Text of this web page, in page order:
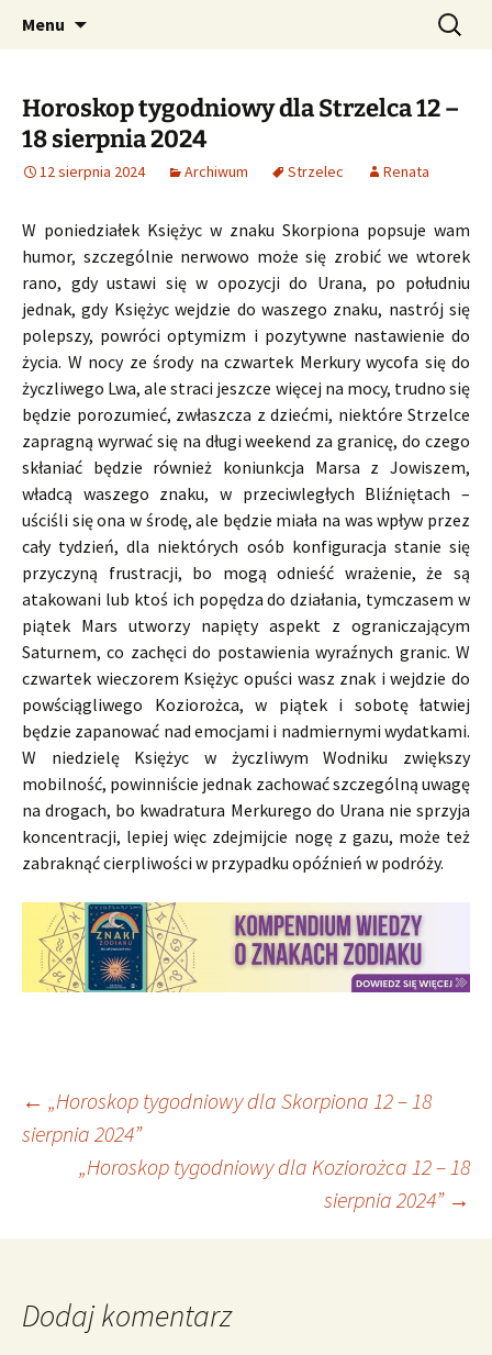
CzaroMarowy horoskop
dzienny, miesięczny i
tygodniowy
Profesjonalne przepowiednie astrologiczne
Menu Szukaj:
Horoskop tygodniowy dla Strzelca 12 –
18 sierpnia 2024
12 sierpnia 2024 Archiwum Strzelec Renata
W poniedziałek Księżyc w znaku Skorpiona popsuje wam
humor, szczególnie nerwowo może się zrobić we wtorek
rano, gdy ustawi się w opozycji do Urana, po południu
jednak, gdy Księżyc wejdzie do waszego znaku, nastrój się
polepszy, powróci optymizm i pozytywne nastawienie do
życia. W nocy ze środy na czwartek Merkury wycofa się do
życzliwego Lwa, ale straci jeszcze więcej na mocy, trudno się
będzie porozumieć, zwłaszcza z dziećmi, niektóre Strzelce
zapragną wyrwać się na długi weekend za granicę, do czego
skłaniać będzie również koniunkcja Marsa z Jowiszem,
władcą waszego znaku, w przeciwległych Bliźniętach –
uściśli się ona w środę, ale będzie miała na was wpływ przez
cały tydzień, dla niektórych osób konfiguracja stanie się
przyczyną frustracji, bo mogą odnieść wrażenie, że są
atakowani lub ktoś ich popędza do działania, tymczasem w
piątek Mars utworzy napięty aspekt z ograniczającym
Saturnem, co zachęci do postawienia wyraźnych granic. W
czwartek wieczorem Księżyc opuści wasz znak i wejdzie do
powściągliwego Koziorożca, w piątek i sobotę łatwiej
będzie zapanować nad emocjami i nadmiernymi wydatkami.
W niedzielę Księżyc w życzliwym Wodniku zwiększy
mobilność, powinniście jednak zachować szczególną uwagę
na drogach, bo kwadratura Merkurego do Urana nie sprzyja
koncentracji, lepiej więc zdejmijcie nogę z gazu, może też
zabraknąć cierpliwości w przypadku opóźnień w podróży.
Nawigacja
wpisu
← „Horoskop tygodniowy dla Skorpiona 12 – 18
sierpnia 2024”
„Horoskop tygodniowy dla Koziorożca 12 – 18
sierpnia 2024” →
Dodaj komentarz